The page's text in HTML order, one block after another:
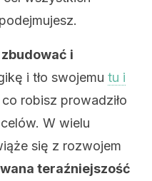
i
i tło swojemu tu i
robisz prowadziło
W wielu
się z rozwojem
teraźniejszość